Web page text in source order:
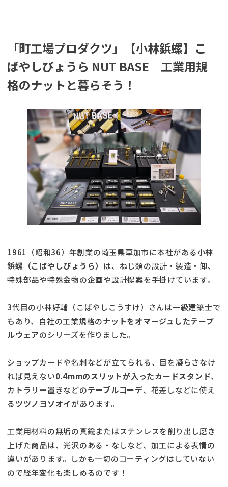
「町工場プロダクツ」【小林鋲螺】こ
ばやしびょうら NUT BASE 工業用規
格のナットと暮らそう！
1961（昭和36）年創業の埼玉県草加市に本社がある小林
鋲螺（こばやしびょうら） は、ねじ類の設計・製造・卸、
特殊部品や特殊金物の企画や設計提案を手掛けています。
3代目の小林好輔（こばやしこうすけ）さんは一級建築士で
もあり、自社の工業規格のナットをオマージュしたテーブ
ルウェアのシリーズを作りました。
ショップカードや名刺などが立てられる、目を凝らさなけ
れば見えない0.4mmのスリットが入ったカードスタンド、
カトラリー置きなどのテーブルコーデ、花差しなどに使え
るツツノヨソオイがあります。
工業用材料の無垢の真鍮またはステンレスを削り出し磨き
上げた商品は、光沢のある・なしなど、加工による表情の
違いがあります。しかも一切のコーティングはしていない
ので経年変化も楽しめるのです！